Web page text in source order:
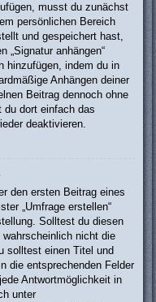
musst du zunächst
persönlichen Bereich
und gespeichert hast,
„Signatur anhängen“
hinzufügen, indem du in
Anhängen deiner
Beitrag dennoch ohne
dort einfach das
deaktivieren.
den ersten Beitrag eines
„Umfrage erstellen“
Solltest du diesen
nicht die
solltest einen Titel und
die entsprechenden Felder
Antwortmöglichkeit in
unter